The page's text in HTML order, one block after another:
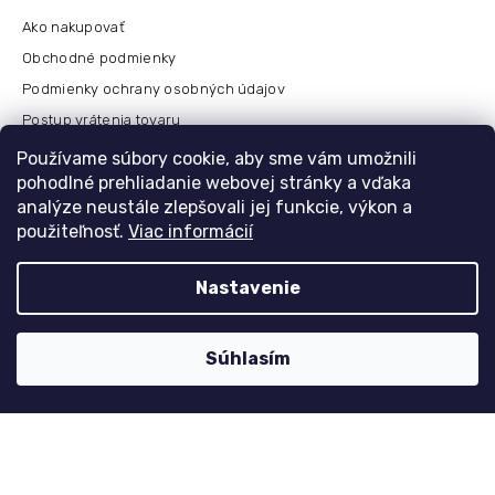
Používame súbory cookie, aby sme vám umožnili
pohodlné prehliadanie webovej stránky a vďaka
analýze neustále zlepšovali jej funkcie, výkon a
použiteľnosť. Viac informácií
Nastavenie
Súhlasím
Ako nakupovať
Obchodné podmienky
Podmienky ochrany osobných údajov
Postup vrátenia tovaru
Česko
Môj účet
Přihlášení